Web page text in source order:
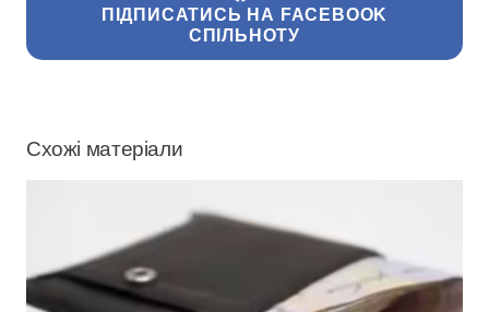
ПІДПИСАТИСЬ НА FACEBOOK
СПІЛЬНОТУ
Схожі матеріали